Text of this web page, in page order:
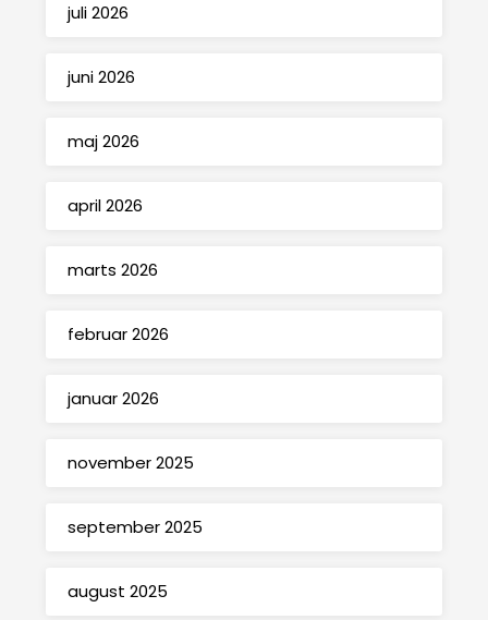
juli 2026
juni 2026
maj 2026
april 2026
marts 2026
februar 2026
januar 2026
november 2025
september 2025
august 2025